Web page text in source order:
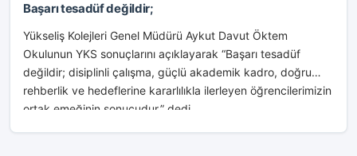
Başarı tesadüf değildir;
Yükseliş Kolejleri Genel Müdürü Aykut Davut Öktem
Okulunun YKS sonuçlarını açıklayarak “Başarı tesadüf
değildir; disiplinli çalışma, güçlü akademik kadro, doğru
rehberlik ve hedeflerine kararlılıkla ilerleyen öğrencilerimizin
ortak emeğinin sonucudur.” dedi...